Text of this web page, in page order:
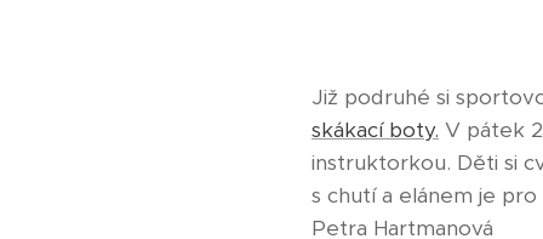
Již podruhé si
skákací boty. V pátek
instruktorkou. Děti si
s chutí a elánem je
Petra Hartmanová